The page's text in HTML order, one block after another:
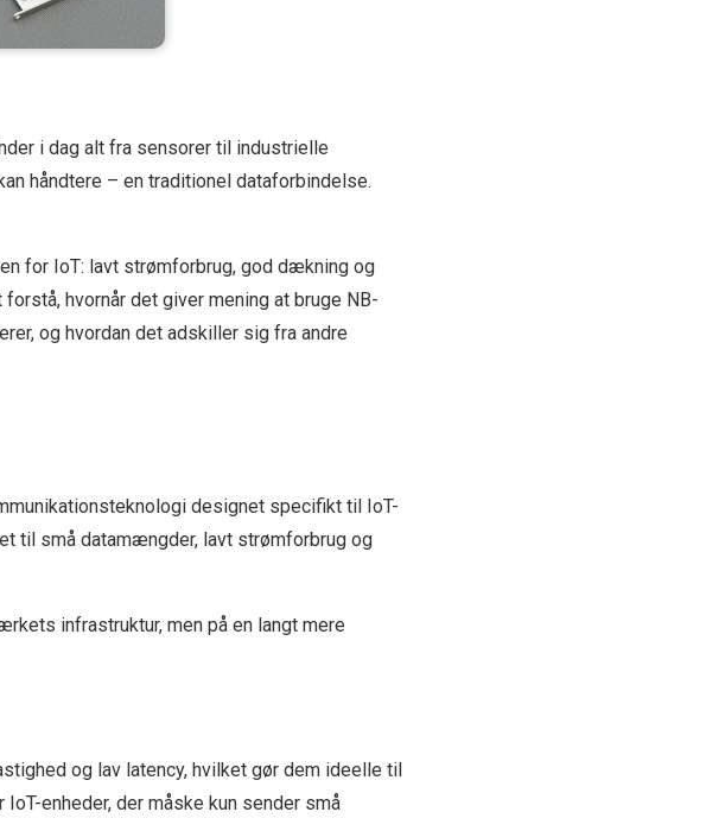
i dag alt fra sensorer til industrielle
håndtere – en traditionel dataforbindelse.
for IoT: lavt strømforbrug, god dækning og
hvornår det giver mening at bruge NB-
og hvordan det adskiller sig fra andre
designet specifikt til IoT-
til små datamængder, lavt strømforbrug og
infrastruktur, men på en langt mere
og lav latency, hvilket gør dem ideelle til
enheder, der måske kun sender små